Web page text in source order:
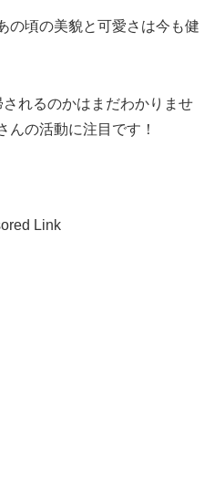
の頃の美貌と可愛さは今も健
れるのかはまだわかりませ
んの活動に注目です！
Link